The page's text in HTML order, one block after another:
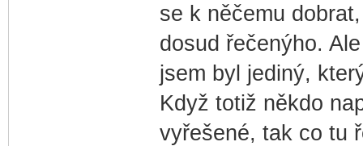
se k něčemu
dosud řečenýho.
jsem byl jediný,
Když totiž někdo
vyřešené, tak co tu